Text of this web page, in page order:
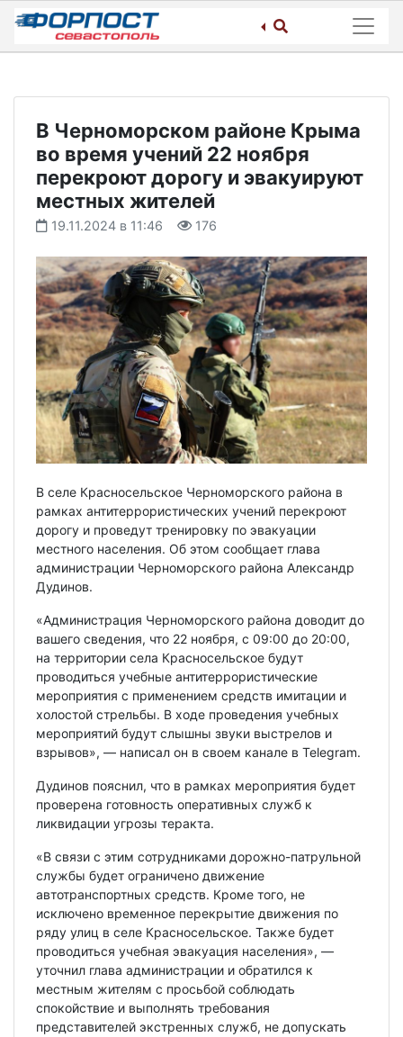
Skip
content
В Черноморском районе Крыма
во время учений 22 ноября
перекроют дорогу и эвакуируют
местных жителей
19.11.2024 в 11:46 176
В селе Красносельское Черноморского района в
рамках антитеррористических учений перекроют
дорогу и проведут тренировку по эвакуации
местного населения. Об этом сообщает глава
администрации Черноморского района Александр
Дудинов.
«Администрация Черноморского района доводит до
вашего сведения, что 22 ноября, с 09:00 до 20:00,
на территории села Красносельское будут
проводиться учебные антитеррористические
мероприятия с применением средств имитации и
холостой стрельбы. В ходе проведения учебных
мероприятий будут слышны звуки выстрелов и
взрывов», — написал он в своем канале в Telegram.
Дудинов пояснил, что в рамках мероприятия будет
проверена готовность оперативных служб к
ликвидации угрозы теракта.
«В связи с этим сотрудниками дорожно-патрульной
службы будет ограничено движение
автотранспортных средств. Кроме того, не
исключено временное перекрытие движения по
ряду улиц в селе Красносельское. Также будет
проводиться учебная эвакуация населения», —
уточнил глава администрации и обратился к
местным жителям с просьбой соблюдать
спокойствие и выполнять требования
представителей экстренных служб, не допускать